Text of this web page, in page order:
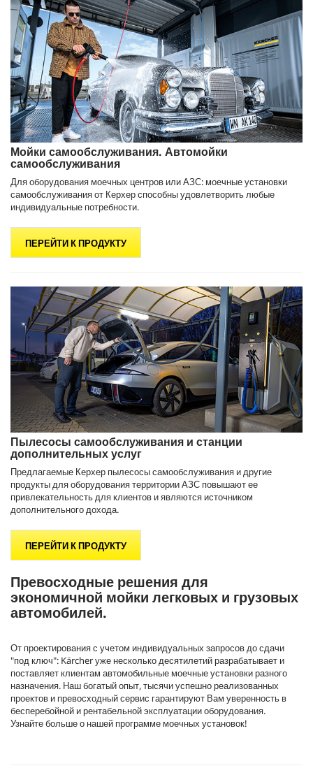
Мойки самообслуживания. Автомойки
самообслуживания
Для оборудования моечных центров или АЗС: моечные установки
самообслуживания от Керхер способны удовлетворить любые
индивидуальные потребности.
ПЕРЕЙТИ К ПРОДУКТУ
Пылесосы самообслуживания и станции
дополнительных услуг
Предлагаемые Керхер пылесосы самообслуживания и другие
продукты для оборудования территории АЗС повышают ее
привлекательность для клиентов и являются источником
дополнительного дохода.
ПЕРЕЙТИ К ПРОДУКТУ
Превосходные решения для
экономичной мойки легковых и грузовых
автомобилей.
От проектирования с учетом индивидуальных запросов до сдачи
"под ключ": Kärcher уже несколько десятилетий разрабатывает и
поставляет клиентам автомобильные моечные установки разного
назначения. Наш богатый опыт, тысячи успешно реализованных
проектов и превосходный сервис гарантируют Вам уверенность в
бесперебойной и рентабельной эксплуатации оборудования.
Узнайте больше о нашей программе моечных установок!